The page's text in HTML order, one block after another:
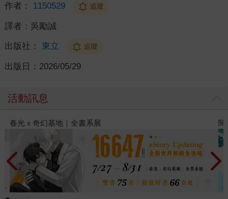
作者： 1150529 追蹤
譯者： 吳勵誠
出版社： 東立 追蹤
出版日： 2026/05/29
活動訊息
閱讀漫遊錄-2026上半年暢銷榜